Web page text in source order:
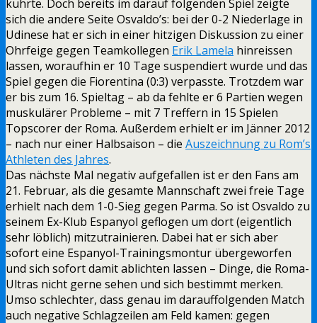
kührte. Doch bereits im darauf folgenden Spiel zeigte
sich die andere Seite Osvaldo’s: bei der 0-2 Niederlage in
Udinese hat er sich in einer hitzigen Diskussion zu einer
Ohrfeige gegen Teamkollegen Erik Lamela hinreissen
lassen, woraufhin er 10 Tage suspendiert wurde und das
Spiel gegen die Fiorentina (0:3) verpasste. Trotzdem war
er bis zum 16. Spieltag – ab da fehlte er 6 Partien wegen
muskulärer Probleme – mit 7 Treffern in 15 Spielen
Topscorer der Roma. Außerdem erhielt er im Jänner 2012
– nach nur einer Halbsaison – die Auszeichnung zu Rom’s
Athleten des Jahres.
Das nächste Mal negativ aufgefallen ist er den Fans am
21. Februar, als die gesamte Mannschaft zwei freie Tage
erhielt nach dem 1-0-Sieg gegen Parma. So ist Osvaldo zu
seinem Ex-Klub Espanyol geflogen um dort (eigentlich
sehr löblich) mitzutrainieren. Dabei hat er sich aber
sofort eine Espanyol-Trainingsmontur übergeworfen
und sich sofort damit ablichten lassen – Dinge, die Roma-
Ultras nicht gerne sehen und sich bestimmt merken.
Umso schlechter, dass genau im darauffolgenden Match
auch negative Schlagzeilen am Feld kamen: gegen